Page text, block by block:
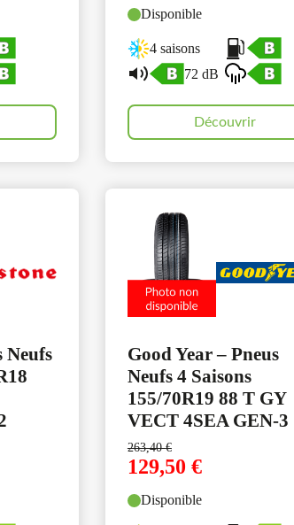
Disponible
4 saisons
72 dB
Découvrir
Neufs
Good Year – Pneus
Neufs 4 Saisons
155/70R19 88 T GY
VECT 4SEA GEN-3
263,40€
129,50 €
Disponible